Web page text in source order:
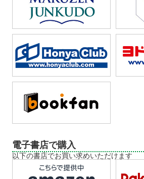
電子書店で購入
以下の書店でお買い求めいただけます